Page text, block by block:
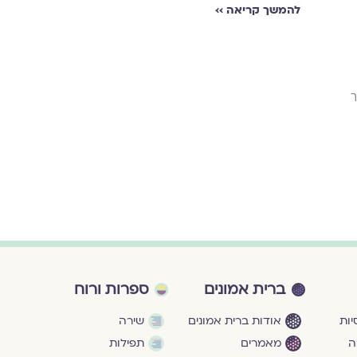
להמשך קריאה ››
ברית אמונים
אודות ברית אמונים
מאמרים
ספרות ורוח
שירה
תפילות